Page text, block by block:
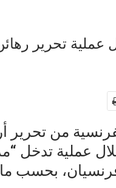
عملية تحرير
من تحرير
عملية تدخل
بحسب